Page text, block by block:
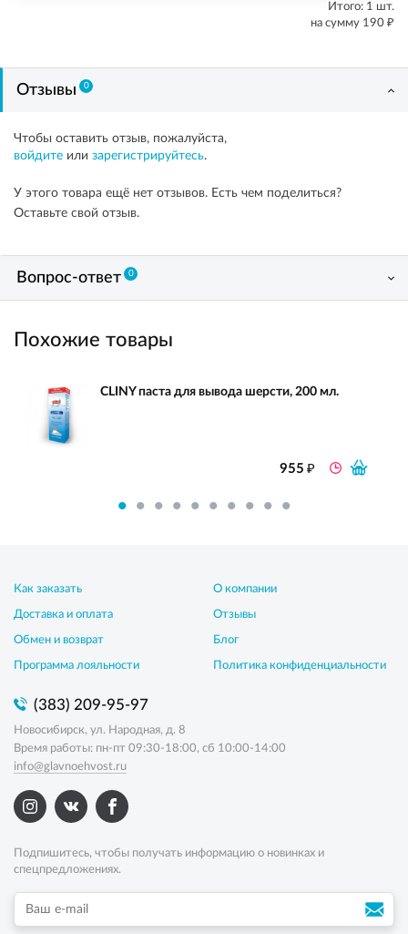
Итого: 1 шт.
на сумму 190 ₽
Отзывы 0
Чтобы оставить отзыв, пожалуйста,
войдите или зарегистрируйтесь.
У этого товара ещё нет отзывов. Есть чем поделиться?
Оставьте свой отзыв.
Вопрос-ответ 0
Похожие товары
CLINY паста для вывода шерсти, 200 мл.
955₽
Как заказать
Доставка и оплата
Обмен и возврат
Программа лояльности
О компании
Отзывы
Блог
Политика конфиденциальности
(383) 209-95-97
Новосибирск, ул. Народная, д. 8
Время работы: пн-пт 09:30-18:00, сб 10:00-14:00
info@glavnoehvost.ru
Подпишитесь, чтобы получать информацию о новинках и
спецпредложениях.